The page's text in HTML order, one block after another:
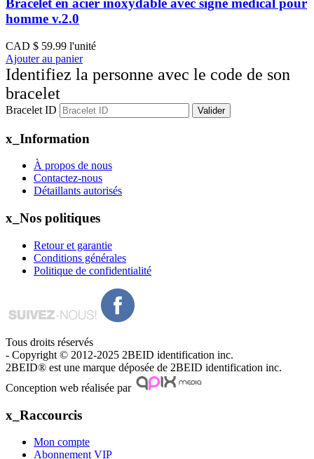
Bracelet en acier inoxydable avec signe médical pour
homme v.2.0
CAD $ 59.99 l'unité
Ajouter au panier
Identifiez la personne avec le code de son
bracelet
Bracelet ID Valider
x_Information
À propos de nous
Contactez-nous
Détaillants autorisés
x_Nos politiques
Retour et garantie
Conditions générales
Politique de confidentialité
Tous droits réservés
- Copyright © 2012-2025 2BEID identification inc.
2BEID® est une marque déposée de 2BEID identification inc.
Conception web réalisée par
x_Raccourcis
Mon compte
Abonnement VIP